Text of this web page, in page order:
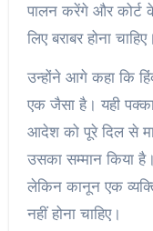
पालन करेंगे और
लिए बराबर होना चाहिए।
उन्होंने आगे कहा कि
एक जैसा है। यही
आदेश को पूरे दिल से
उसका सम्मान किया
लेकिन कानून एक
नहीं होना चाहिए।